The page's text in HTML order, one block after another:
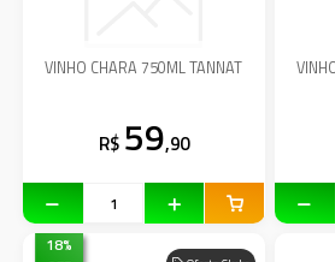
VINHO CHARA 750ML TANNAT
R$ 59,90
18%